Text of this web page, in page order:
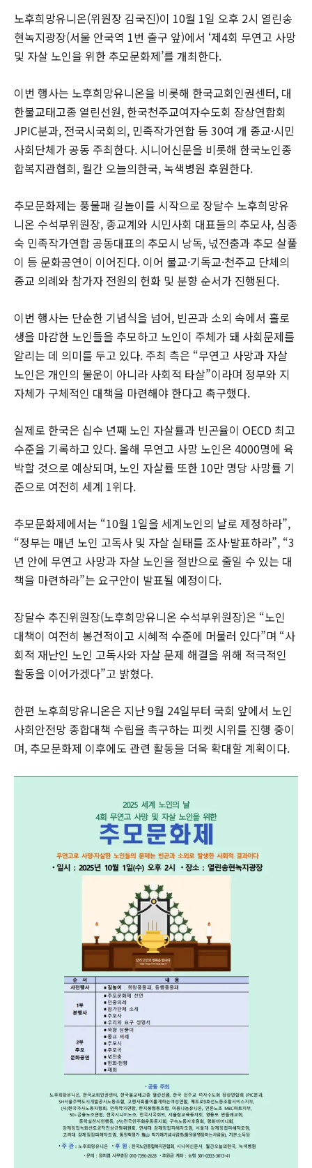
노후희망유니온(위원장 김국진)이 10월 1일 오후 2시 열린송
현녹지광장(서울 안국역 1번 출구 앞)에서 ‘제4회 무연고 사망
및 자살 노인을 위한 추모문화제’를 개최한다.
이번 행사는 노후희망유니온을 비롯해 한국교회인권센터, 대
한불교태고종 열린선원, 한국천주교여자수도회 장상연합회
JPIC분과, 전국시국회의, 민족작가연합 등 30여 개 종교·시민
사회단체가 공동 주최한다. 시니어신문을 비롯해 한국노인종
합복지관협회, 월간 오늘의한국, 녹색병원 후원한다.
추모문화제는 풍물패 길놀이를 시작으로 장달수 노후희망유
니온 수석부위원장, 종교계와 시민사회 대표들의 추모사, 심종
숙 민족작가연합 공동대표의 추모시 낭독, 넋전춤과 추모 살풀
이 등 문화공연이 이어진다. 이어 불교·기독교·천주교 단체의
종교 의례와 참가자 전원의 헌화 및 분향 순서가 진행된다.
이번 행사는 단순한 기념식을 넘어, 빈곤과 소외 속에서 홀로
생을 마감한 노인들을 추모하고 노인이 주체가 돼 사회문제를
알리는 데 의미를 두고 있다. 주최 측은 “무연고 사망과 자살
노인은 개인의 불운이 아니라 사회적 타살”이라며 정부와 지
자체가 구체적인 대책을 마련해야 한다고 촉구했다.
실제로 한국은 십수 년째 노인 자살률과 빈곤율이 OECD 최고
수준을 기록하고 있다. 올해 무연고 사망 노인은 4000명에 육
박할 것으로 예상되며, 노인 자살률 또한 10만 명당 사망률 기
준으로 여전히 세계 1위다.
추모문화제에서는 “10월 1일을 세계노인의 날로 제정하라”,
“정부는 매년 노인 고독사 및 자살 실태를 조사·발표하라”, “3
년 안에 무연고 사망과 자살 노인을 절반으로 줄일 수 있는 대
책을 마련하라”는 요구안이 발표될 예정이다.
장달수 추진위원장(노후희망유니온 수석부위원장)은 “노인
대책이 여전히 봉건적이고 시혜적 수준에 머물러 있다”며 “사
회적 재난인 노인 고독사와 자살 문제 해결을 위해 적극적인
활동을 이어가겠다”고 밝혔다.
한편 노후희망유니온은 지난 9월 24일부터 국회 앞에서 노인
사회안전망 종합대책 수립을 촉구하는 피켓 시위를 진행 중이
며, 추모문화제 이후에도 관련 활동을 더욱 확대할 계획이다.